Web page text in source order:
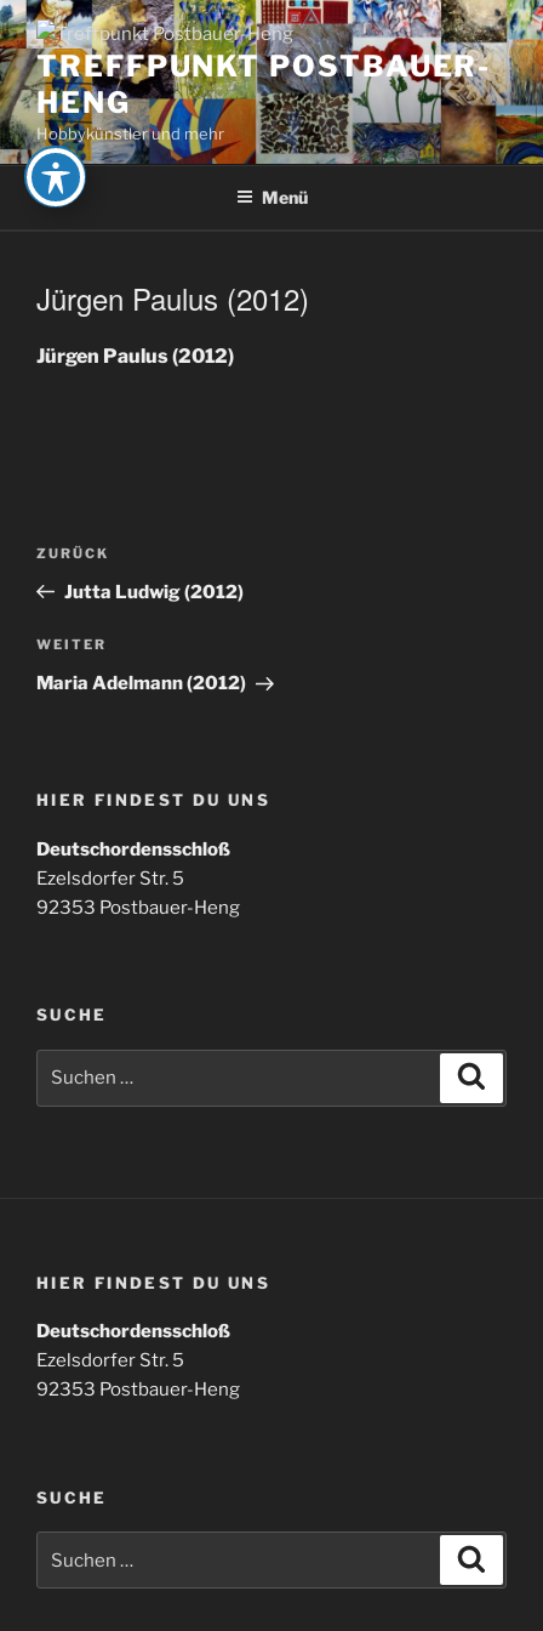
Zum
Inhalt
springenTREFFPUNKT POSTBAUER-
HENG
Hobbykünstler und mehr
Menü
Jürgen Paulus (2012)
Jürgen Paulus (2012)
Beitragsnavigation
Vorheriger
Beitrag
ZURÜCK
Jutta Ludwig (2012)
Nächster
Beitrag
WEITER
Maria Adelmann (2012)
HIER FINDEST DU UNS
Deutschordensschloß
Ezelsdorfer Str. 5
92353 Postbauer-Heng
SUCHE
HIER FINDEST DU UNS
Deutschordensschloß
Ezelsdorfer Str. 5
92353 Postbauer-Heng
SUCHE
nach: